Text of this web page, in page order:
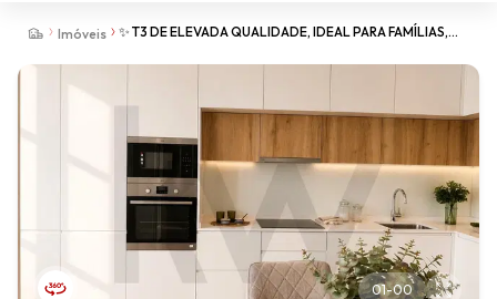
Imóveis
✨ T3 DE ELEVADA QUALIDADE, IDEAL PARA FAMÍLIAS,
01-00